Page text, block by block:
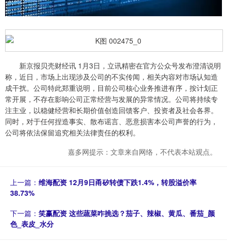
新京报贝壳财经讯 1月3日，立讯精密在官方公众号发布澄清说明
称，近日，市场上出现涉及公司的不实传闻，相关内容对市场认知造
成干扰。公司特此郑重说明，目前公司核心业务推进有序，按计划正
常开展，不存在影响公司正常经营与发展的异常情况。公司将持续专
注主业，以稳健经营和长期价值创造回馈客户、投资者及社会各界。
同时，对于任何捏造事实、散布谣言、恶意损害本公司声誉的行为，
公司将依法保留追究相关法律责任的权利。
嘉多网提示：文章来自网络，不代表本站观点。
上一篇： 维海配资 12月9日甬矽转债下跌1.4%，转股溢价率
38.73%
下一篇： 笑赢配资 这些蔬菜咋挑选？茄子、辣椒、黄瓜、番茄_颜
色_表皮_水分